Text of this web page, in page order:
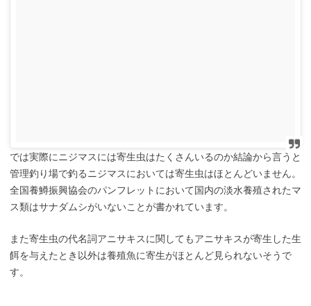
では実際にニジマスには寄生虫はたくさんいるのか結論から言うと
管理釣り場で釣るニジマスにおいては寄生虫はほとんどいません。
全国養鱒振興協会のパンフレットにおいて国内の淡水養殖されたマ
ス類はサナダムシがいないことが書かれています。
また寄生虫の代名詞アニサキスに関してもアニサキスが寄生した生
餌を与えたとき以外は養殖魚に寄生がほとんど見られないそうで
す。